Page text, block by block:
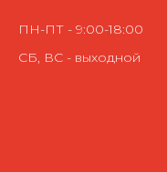
ПН-ПТ - 9:00-18:00
СБ, ВС - выходной